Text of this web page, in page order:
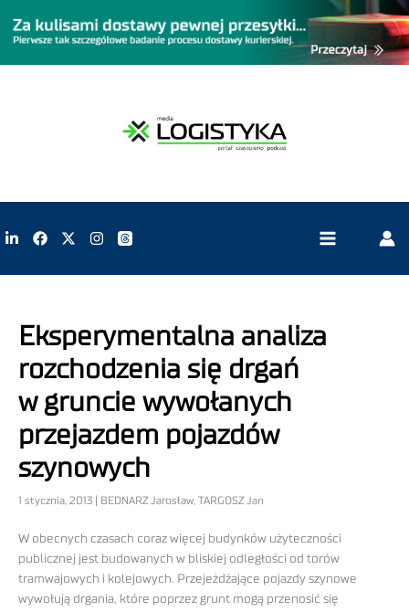
Eksperymentalna analiza
rozchodzenia się drgań
w gruncie wywołanych
przejazdem pojazdów
szynowych
1 stycznia, 2013 | BEDNARZ Jarosław, TARGOSZ Jan
W obecnych czasach coraz więcej budynków użyteczności
publicznej jest budowanych w bliskiej odległości od torów
tramwajowych i kolejowych. Przejeżdżające pojazdy szynowe
wywołują drgania, które poprzez grunt mogą przenosić się